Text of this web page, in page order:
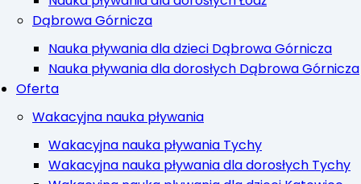
Dąbrowa Górnicza
Nauka pływania dla dzieci Dąbrowa Górnicza
Nauka pływania dla dorosłych Dąbrowa Górnicza
Oferta
Wakacyjna nauka pływania
Wakacyjna nauka pływania Tychy
Wakacyjna nauka pływania dla dorosłych Tychy